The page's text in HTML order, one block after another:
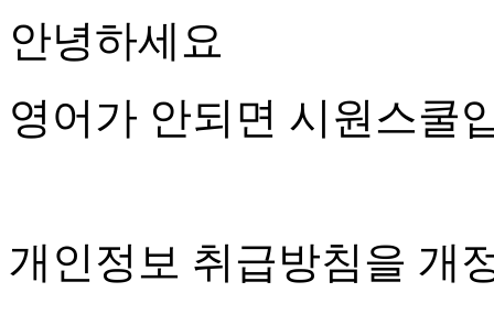
안녕하세요
영어가 안되면 시원스쿨
개인정보 취급방침을 개